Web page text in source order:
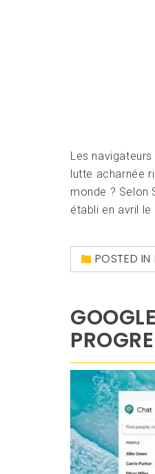
Les
lutte acharnée
monde ? Selon
établi en avril
POSTED IN